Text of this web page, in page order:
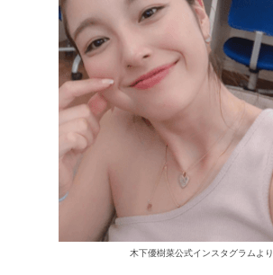
木下優樹菜公式インスタグラムより